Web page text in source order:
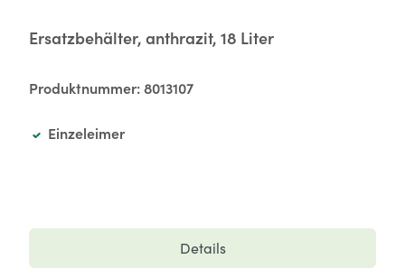
Ersatzbehälter, anthrazit, 18 Liter
Produktnummer:8013107
Einzeleimer
Details